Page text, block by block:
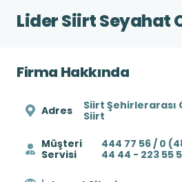
Lider Siirt Seyahat
Firma Hakkında
Adres
Siirt
Siirt
Müşteri
Servisi
444 77 56 / 0
44 44 - 223 55